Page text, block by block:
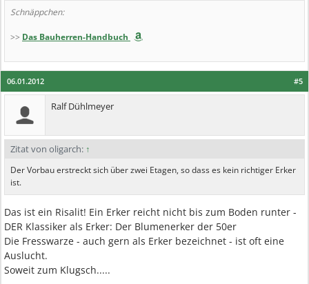
Schnäppchen:
>> Das Bauherren-Handbuch
#5
06.01.2012
Ralf Dühlmeyer
Zitat von oligarch: ↑
Der Vorbau erstreckt sich über zwei Etagen, so dass es kein richtiger Erker
ist.
Das ist ein Risalit! Ein Erker reicht nicht bis zum Boden runter -
DER Klassiker als Erker: Der Blumenerker der 50er
Die Fresswarze - auch gern als Erker bezeichnet - ist oft eine
Auslucht.
Soweit zum Klugsch.....